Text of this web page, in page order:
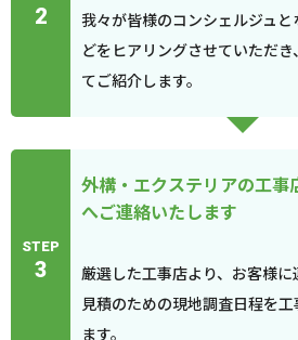
2
我々が皆様のコンシェルジュ
どをヒアリングさせていただ
てご紹介します。
STEP
3
外構・エクステリアの工事
へご連絡いたします
厳選した工事店より、お客様
見積のための現地調査日程を
ます。